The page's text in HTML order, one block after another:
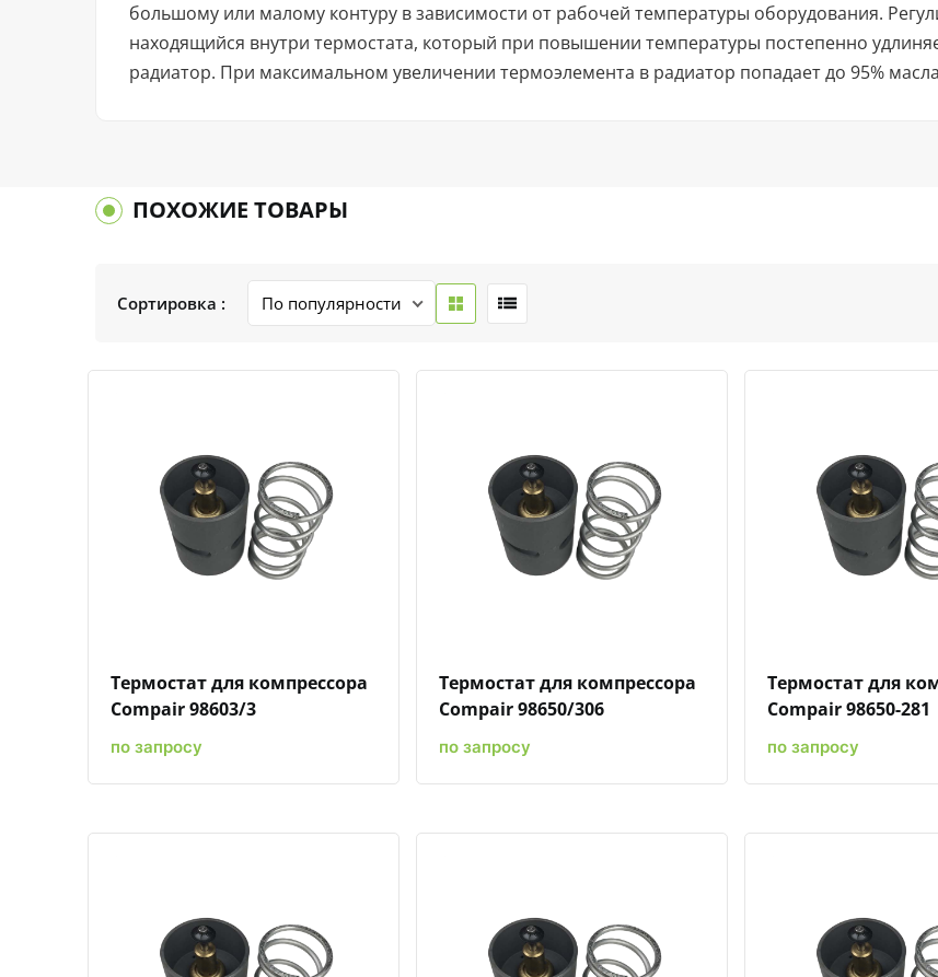
большому или малому контуру в зависимости от рабочей температуры оборудования.
находящийся внутри термостата, который при повышении температуры постепенно
радиатор. При максимальном увеличении термоэлемента в радиатор попадает до 95%
ПОХОЖИЕ ТОВАРЫ
Сортировка :
Быстрый просмотрДобавить к сравнениюДобавить в избранное
Термостат для компрессора
Compair 98603/3
по запросу
Быстрый просмотрДобавить к сравнениюДобавить в избранное
Термостат для компрессора
Compair 98650/306
по запросу
Быстрый просмотр
Термостат для
Compair 98650-281
по запросу